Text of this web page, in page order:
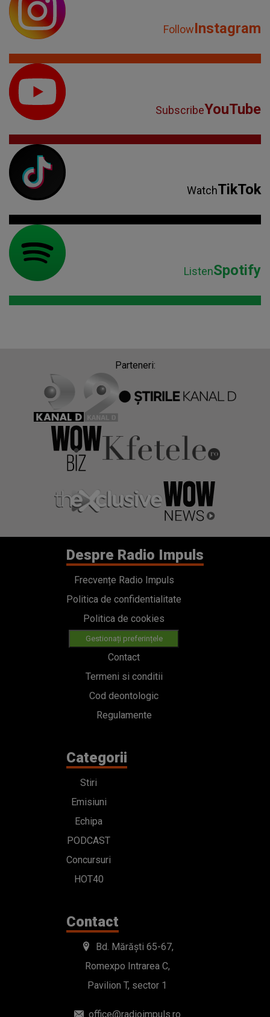
FollowInstagram
SubscribeYouTube
WatchTikTok
ListenSpotify
Parteneri:
Despre Radio Impuls
Frecvențe Radio Impuls
Politica de confidentialitate
Politica de cookies
Gestionați preferințele
Contact
Termeni si conditii
Cod deontologic
Regulamente
Categorii
Stiri
Emisiuni
Echipa
PODCAST
Concursuri
HOT40
Contact
Bd. Mărăști 65-67,
Romexpo Intrarea C,
Pavilion T, sector 1
office@radioimpuls.ro